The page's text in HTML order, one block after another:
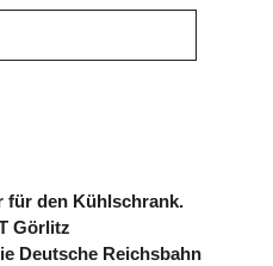
für den Kühlschrank.
Görlitz
Deutsche Reichsbahn